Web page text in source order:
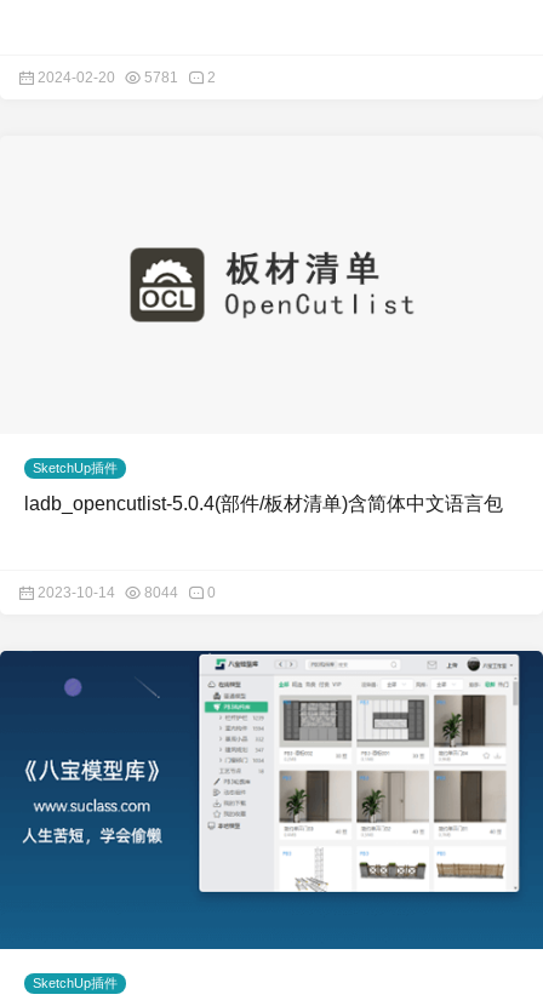
2024-02-20 5781 2
SketchUp插件
ladb_opencutlist-5.0.4(部件/板材清单)含简体中文语言包
2023-10-14 8044 0
SketchUp插件